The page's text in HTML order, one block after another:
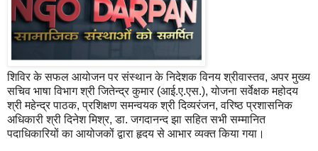
शिविर के सफल आयोजन पर संस्थान के निदेशक विनय श्रीवास्तव, अपर मुख्य
सचिव भाषा विभाग श्री जितेन्द्र कुमार (आई.ए.एस.), योजना सर्वेक्षक महोदय
श्री महेन्द्र पाठक, प्रशिक्षण समन्वयक श्री दिव्यरंजन, वरिष्ठ प्रशासनिक
अधिकारी श्री दिनेश मिश्र, डा. जगदानन्द झा सहित सभी सम्मानित
पदाधिकारियों का आयोजकों द्वारा हृदय से आभार व्यक्त किया गया।